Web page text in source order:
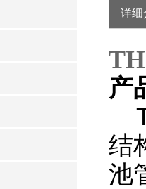
详细
产
结
池